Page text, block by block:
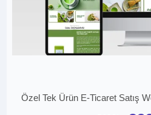
Özel Tek Ürün E-Ticaret Satış